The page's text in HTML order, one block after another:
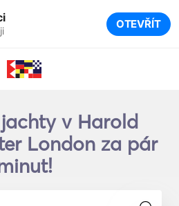
OTEVŘÍT
v Harold
London za pár